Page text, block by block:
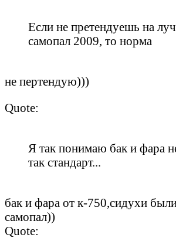
Если не претендуешь на
самопал 2009, то норма
не пертендую)))
Quote:
Я так понимаю бак и фара
так стандарт...
бак и фара от к-750,сидухи
самопал))
Quote: